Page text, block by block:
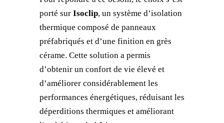
porté sur Isoclip, un système d’isolation
thermique composé de panneaux
préfabriqués et d’une finition en grès
cérame. Cette solution a permis
d’obtenir un confort de vie élevé et
d’améliorer considérablement les
performances énergétiques, réduisant les
déperditions thermiques et améliorant